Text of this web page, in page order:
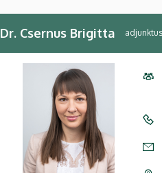
Dr. Csernus Brigitta adjunktus